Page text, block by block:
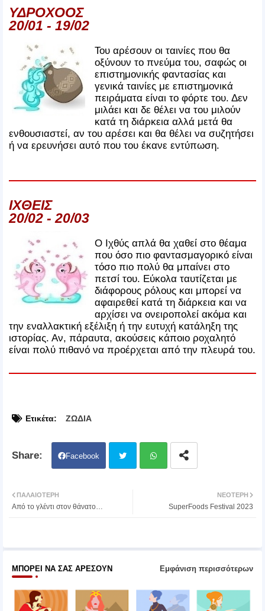
ΥΔΡΟΧΟΟΣ
20/01 - 19/02
Του αρέσουν οι ταινίες που θα
οξύνουν το πνεύμα του, σαφώς οι
επιστημονικής φαντασίας και
γενικά ταινίες με επιστημονικά
πειράματα είναι το φόρτε του. Δεν
μιλάει και δε θέλει να του μιλούν
κατά τη διάρκεια αλλά μετά θα
ενθουσιαστεί, αν του αρέσει και θα θέλει να συζητήσει
ή να ερευνήσει αυτό που του έκανε εντύπωση.
ΙΧΘΕΙΣ
20/02 - 20/03
Ο Ιχθύς απλά θα χαθεί στο θέαμα
που όσο πιο φαντασμαγορικό είναι
τόσο πιο πολύ θα μπαίνει στο
πετσί του. Εύκολα ταυτίζεται με
διάφορους ρόλους και μπορεί να
αφαιρεθεί κατά τη διάρκεια και να
αρχίσει να ονειροπολεί ακόμα και
την εναλλακτική εξέλιξη ή την ευτυχή κατάληξη της
ιστορίας. Αν, πάραυτα, ακούσεις κάποιο ροχαλητό
είναι πολύ πιθανό να προέρχεται από την πλευρά του.
Ετικέτα: ΖΩΔΙΑ
Facebook
ΝΕΌΤΕΡΗ
SuperFoods Festival 2023
ΠΑΛΑΙΌΤΕΡΗ
Από το γλέντι στον θάνατο…
ΜΠΟΡΕΊ ΝΑ ΣΑΣ ΑΡΈΣΟΥΝ Εμφάνιση περισσότερων